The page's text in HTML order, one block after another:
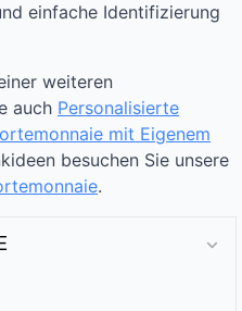
einfache Identifizierung
weiteren
auch Personalisierte
mit Eigenem
besuchen Sie unsere
.